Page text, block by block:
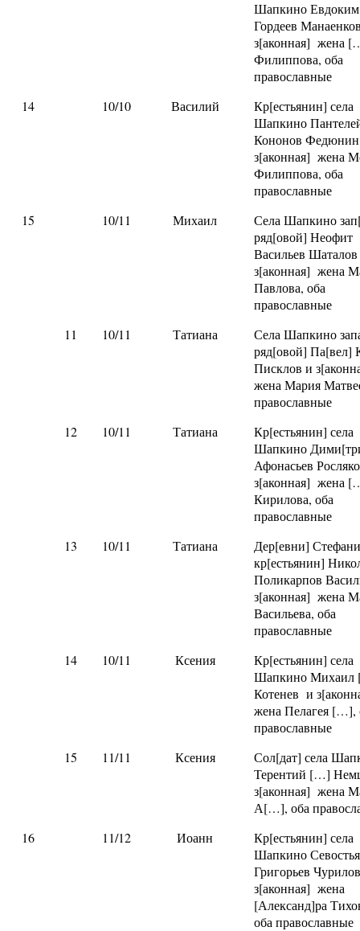
Шапкино Евдоким
Гордеев
з[аконная] жена
Филиппова, оба
православные
14
10/10 Василий
Кр[естьянин] села
Шапкино
Кононов
з[аконная] жена
Филиппова, оба
православные
15
10/11 Михаил
Села Шапкино
ряд[овой] Неофит
Васильев
з[аконная] жена
Павлова, оба
православные
11
10/11 Татиана
Села Шапкино
ряд[овой] Па[вел]
Писклов и
жена Мария
православные
12
10/11 Татиана
Кр[естьянин] села
Шапкино
Афонасьев
з[аконная] жена
Кирилова, оба
православные
13
10/11 Татиана
Дер[евни]
кр[естьянин]
Поликарпов
з[аконная] жена
Васильева, оба
православные
14
10/11 Ксения
Кр[естьянин] села
Шапкино
Котенев и
жена Пелагея […],
православные
15
11/11 Ксения
Сол[дат] села
Терентий […]
з[аконная] жена
А[…], оба
16
11/12 Иоанн
Кр[естьянин] села
Шапкино
Григорьев
з[аконная] жена
[Александ]ра
оба православные